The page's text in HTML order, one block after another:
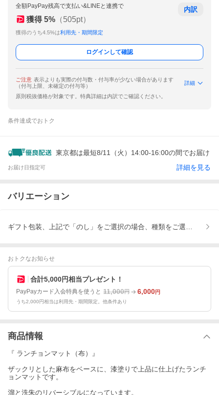
全額PayPay残高で支払い&LINEと連携で
獲得 5% （505pt）
獲得のうち4.5%は利用先・期間限定
内訳
ログインして確認
ご注意 表示よりも実際の付与数・付与率が少ない場合があります
（付与上限、未確定の付与等）
詳細
原則税抜価格が対象です。特典詳細は内訳でご確認ください。
条件達成でおトク
東京都は最短8/11（火）14:00-16:00の間でお届け
お届け日指定可 詳細を見る
バリエーション
ギフト包装、上記で「のし」をご選択の場合、種類をご選択くださ
おトクなお知らせ
合計5,000円相当プレゼント！
PayPayカード入会特典を使うと 11,000円 6,000円
うち2,000円相当は利用先・期間限定。他条件あり
商品情報
『 ランチョンマット（布）』
ザックリとした麻布をベースに、漆塗りで上品に仕上げたランチ
ョンマットです。
溜と洗朱のリバーシブルになっています。